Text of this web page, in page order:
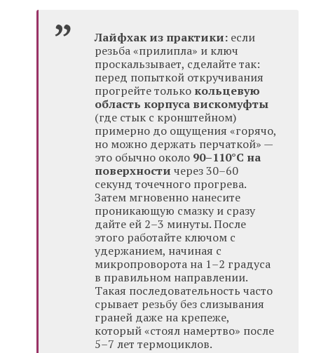
Лайфхак из практики: если
резьба «прилипла» и ключ
проскальзывает, сделайте так:
перед попыткой откручивания
прогрейте только кольцевую
область корпуса вискомуфты
(где стык с кронштейном)
примерно до ощущения «горячо,
но можно держать перчаткой» —
это обычно около 90–110°C на
поверхности через 30–60
секунд точечного прогрева.
Затем мгновенно нанесите
проникающую смазку и сразу
дайте ей 2–3 минуты. После
этого работайте ключом с
удержанием, начиная с
микропроворота на 1–2 градуса
в правильном направлении.
Такая последовательность часто
срывает резьбу без слизывания
граней даже на крепеже,
который «стоял намертво» после
5–7 лет термоциклов.